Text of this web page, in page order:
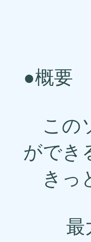
●概要
この
ができ
きっ
最大